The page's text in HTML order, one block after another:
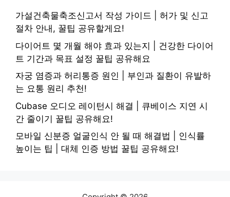
가설건축물축조신고서 작성 가이드 | 허가 및 신고
절차 안내, 꿀팁 공유할게요!
다이어트 몇 개월 해야 효과 있는지 | 건강한 다이어
트 기간과 목표 설정 꿀팁 공유해요
자궁 염증과 허리통증 원인 | 부인과 질환이 유발하
는 요통 원리 추천!
Cubase 오디오 레이턴시 해결 | 큐베이스 지연 시
간 줄이기 꿀팁 공유해요!
모바일 신분증 얼굴인식 안 될 때 해결법 | 인식률
높이는 팁 | 대체 인증 방법 꿀팁 공유해요!